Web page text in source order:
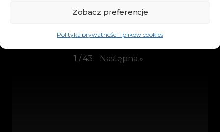
Zobacz preferencje
Polityka prywatności i plików cookies
Subskrybuj nas
1 / 43 Następna »